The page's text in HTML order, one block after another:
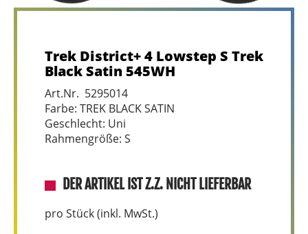
Trek District+ 4 Lowstep S Trek
Black Satin 545WH
Art.Nr. 5295014
Farbe: TREK BLACK SATIN
Geschlecht: Uni
Rahmengröße: S
DER ARTIKEL IST Z.Z. NICHT LIEFERBAR
pro Stück (inkl. MwSt.)